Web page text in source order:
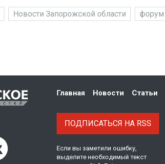
Новости Запорожской области форум
ПОДПИСАТЬСЯ НА RSS
Если вы заметили ошибку,
выделите необходимый текст
Главная Новости Статьи